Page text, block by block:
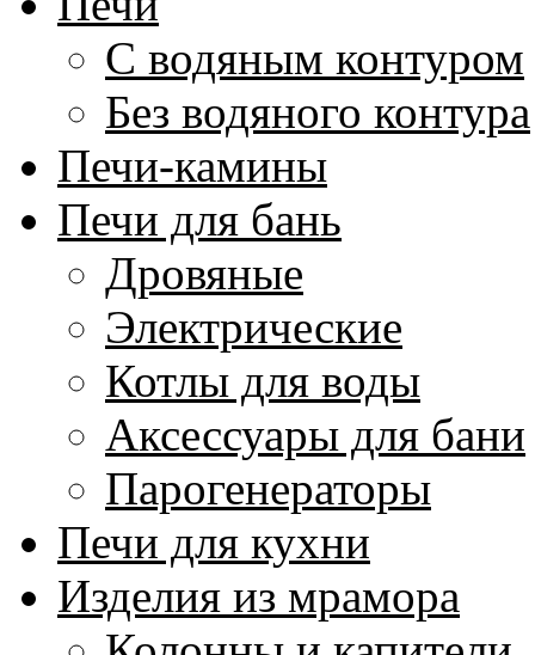
С водяным контуром
Без водяного контура
Печи-камины
Печи для бань
Дровяные
Электрические
Котлы для воды
Аксессуары для бани
Парогенераторы
Печи для кухни
Изделия из мрамора